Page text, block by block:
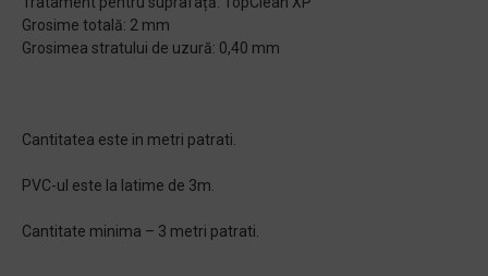
Grosime totală: 2 mm
Grosimea stratului de uzură: 0,40 mm
Cantitatea este in metri patrati.
PVC-ul este la latime de 3m.
Cantitate minima – 3 metri patrati.